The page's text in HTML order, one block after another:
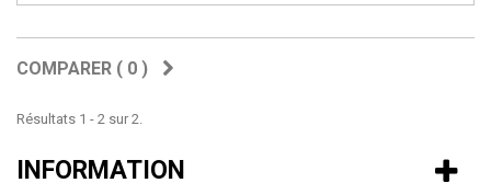
COMPARER ( 0 )
Résultats 1 - 2 sur 2.
INFORMATION